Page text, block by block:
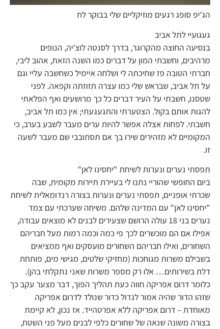
הג'יפ סופג רגעים מוזיקליים שלי בבוקר לח
געגועיי לתל אביב
בנסיעה החוצה מהקרוגר, בדרך לסנטה לוצ'יה, הנופים
מרהיבים, וחשבתי המון על דברים כמו השנה הזאת, אהוב ליבי,
חברתי הטובה פז שחיכתה לי ושלחה איימיל כשחשבה עליי וגם
על תל אביב, שבראש שלי כמו עצרה תזוזתה וקפאה. לפני
שטסנו, חשבתי על העיר דברים כל כך מרושעים ואף הפלאתי
להגות אותם בקול. הצטערתי והתגעגעתי; אין כמו תל אביב,
חשבתי. לפחות אצלה אפשר להיות ערים מעבר לשבע בערב, כי
המקומיים לא מזהירים שירו בך אם תסתובבי שם מעבר לשעה
זו.
תפסתי נערים ונערות לשיחת "יחסינו לאן"
ביום החופשי שהוריי נתנו לי בעיירת תיירות מקומית, שבה
שכרתי אופניים, תפסתי נערים ונערות בצורה רנדומאלית לשיחת
"יחסינו לאן" עם המדינה שלהם. משיחה שערכתי עם צמד
נערים בני 18 עולה הרושם שצעירים לבנים לא מוצאים עבודה,
אפילו אם הם מוכשרים לכך פי כמה וכמה רמות מעל חבריהם
השחורים, ואילו חבריהם השחורים מועסקים ואף ממציאים
בשבילם משרות מגוחכות (מחזיקי שלטים, מגישי מים, פותחת
דלת בשירותים… אלו רק מספר משרות שאני נתקלתי בהן).
כלומר דרום אפריקה חווה כעת תהליך הפוך, דבר מצער עקב כך
שזהו הדור שהיה אמור לגדול כדור שנולד לדרום אפריקה
מאוחדת – דרום אפריקה ללא אפרטהייד. אז נכון, לא קיימת
בצורה משונה שנאה של שחורים כלפי לבנים מעל פני השטח,